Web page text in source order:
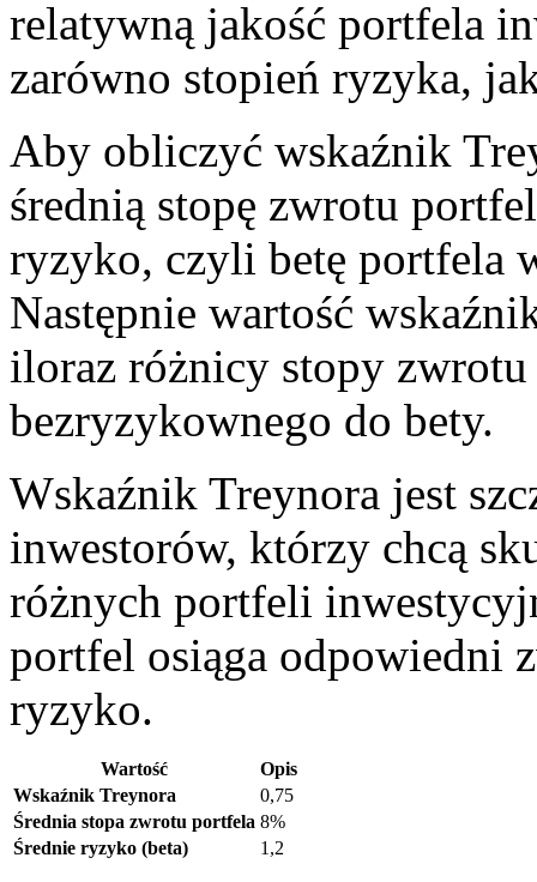
relatywną jakość portfela⁤
zarówno stopień ryzyka,
Aby obliczyć wskaźnik
średnią⁤ stopę zwrotu
ryzyko, czyli betę portfela
Następnie wartość‌
iloraz różnicy ‍stopy
bezryzykownego do bety.
Wskaźnik Treynora‍ jest‍
inwestorów, którzy chcą
różnych portfeli
portfel osiąga odpowiedni
ryzyko.
Wartość
Opis
Wskaźnik‍ Treynora
0,75
Średnia ‌stopa zwrotu portfela 8%
Średnie ‌ryzyko (beta)
1,2